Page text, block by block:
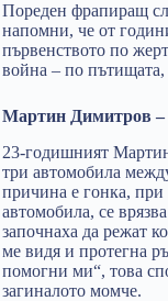
Пореден фрапиращ
напомни, че от
първенството по
война – по
Мартин Димитров –
23-годишният
три автомобила
причина е гонка, при
автомобила, се
започнаха да режат
ме видя и протегна
помогни ми“, това
загиналото момче.